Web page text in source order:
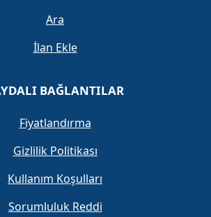
Ara
İlan Ekle
BAĞLANTILAR
Fiyatlandırma
Gizlilik Politikası
Kullanım Koşulları
Sorumluluk Reddi